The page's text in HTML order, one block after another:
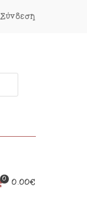
Σύνδεση
0 0.00€